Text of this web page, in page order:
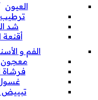
العيون
ترطيب
شد
أقنعة
الفم و
معجون
فرشاة
تبييض